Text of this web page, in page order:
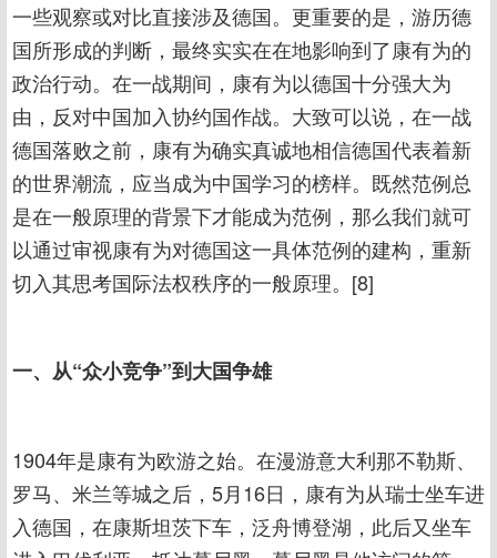
一些观察或对比直接涉及德国。更重要的是，游历德
国所形成的判断，最终实实在在地影响到了康有为的
政治行动。在一战期间，康有为以德国十分强大为
由，反对中国加入协约国作战。大致可以说，在一战
德国落败之前，康有为确实真诚地相信德国代表着新
的世界潮流，应当成为中国学习的榜样。既然范例总
是在一般原理的背景下才能成为范例，那么我们就可
以通过审视康有为对德国这一具体范例的建构，重新
切入其思考国际法权秩序的一般原理。[8]
一、从“众小竞争”到大国争雄
1904年是康有为欧游之始。在漫游意大利那不勒斯、
罗马、米兰等城之后，5月16日，康有为从瑞士坐车进
入德国，在康斯坦茨下车，泛舟博登湖，此后又坐车